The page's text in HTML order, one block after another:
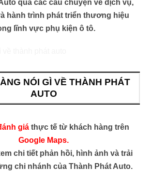
qua các câu chuyện về dịch vụ,
hành trình phát triển thương hiệu
lĩnh vực phụ kiện ô tô.
NÓI GÌ VỀ THÀNH PHÁT
AUTO
giá thực tế từ khách hàng trên
Google Maps.
chi tiết phản hồi, hình ảnh và trải
chi nhánh của Thành Phát Auto.